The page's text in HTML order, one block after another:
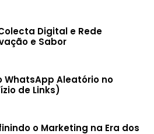
Digital e Rede
e Sabor
WhatsApp Aleatório no
de Links)
o Marketing na Era dos